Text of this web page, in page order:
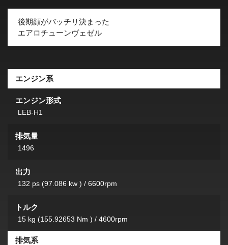
後期顔がバッチリ決まった
エアロチューンヴェゼル
エンジン系
エンジン形式
LEB-H1
排気量
1496
出力
132 ps (97.086 kw ) / 6600rpm
トルク
15 kg (155.92653 Nm ) / 4600rpm
排気系